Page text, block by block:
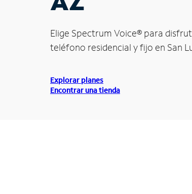
Elige Spectrum Voice® para
teléfono residencial y fijo en San
Explorar planes
Encontrar una tienda